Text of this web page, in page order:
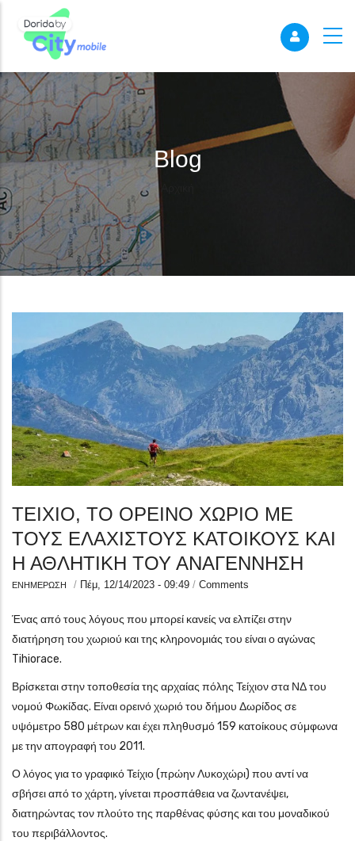
Blog
ΤΕΙΧΙΟ, ΤΟ ΟΡΕΙΝΟ ΧΩΡΙΟ ΜΕ
ΤΟΥΣ ΕΛΑΧΙΣΤΟΥΣ ΚΑΤΟΙΚΟΥΣ ΚΑΙ
Η ΑΘΛΗΤΙΚΗ ΤΟΥ ΑΝΑΓΕΝΝΗΣΗ
ΕΝΗΜΕΡΩΣΗ / Πέμ, 12/14/2023 - 09:49 / Comments
Ένας από τους λόγους που μπορεί κανείς να ελπίζει στην
διατήρηση του χωριού και της κληρονομιάς του είναι ο αγώνας
Tihiorace.
Βρίσκεται στην τοποθεσία της αρχαίας πόλης Τείχιον στα ΝΔ του
νομού Φωκίδας. Είναι ορεινό χωριό του δήμου Δωρίδος σε
υψόμετρο 580 μέτρων και έχει πληθυσμό 159 κατοίκους σύμφωνα
με την απογραφή του 2011.
Ο λόγος για το γραφικό Τείχιο (πρώην Λυκοχώρι) που αντί να
σβήσει από το χάρτη, γίνεται προσπάθεια να ζωντανέψει,
διατηρώντας τον πλούτο της παρθένας φύσης και του μοναδικού
του περιβάλλοντος.